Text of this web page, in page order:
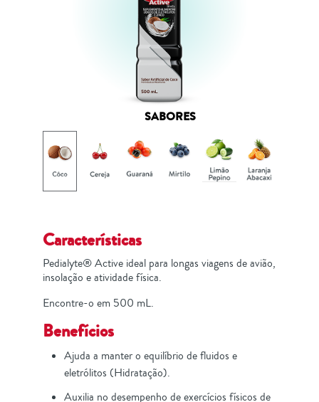
SABORES
Características
Pedialyte® Active ideal para longas viagens de avião,
insolação e atividade física.
Encontre-o em 500 mL.
Benefícios
Ajuda a manter o equilíbrio de fluidos e
eletrólitos (Hidratação).​
Auxilia no desempenho de exercícios físicos de